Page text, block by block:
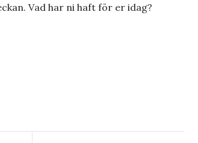
Vad har ni haft för er idag?